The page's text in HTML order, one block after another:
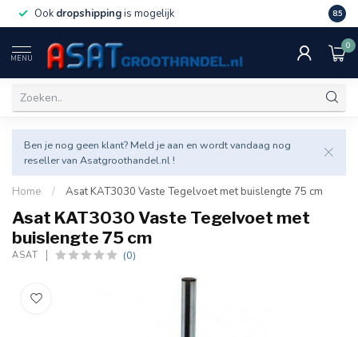
Ook dropshippingis mogelijk Veel
8.5
MENU
0
Ben je nog geen klant? Meld je aan en wordt vandaag nog
reseller van Asatgroothandel.nl !
Home / Asat KAT3030 Vaste Tegelvoet met buislengte 75 cm
Asat KAT3030 Vaste Tegelvoet met
buislengte 75 cm
ASAT (0)